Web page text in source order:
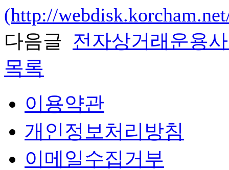
(http://
다음글 전자상거래운용
목록
이용약관
개인정보처리방침
이메일수집거부